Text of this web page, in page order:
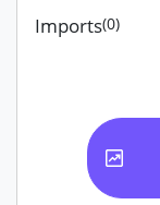
Imports(0)